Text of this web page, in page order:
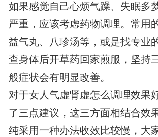
如果感觉自己心烦气躁、失眠多
严重，应该考虑药物调理。常用
益气丸、八珍汤等，或是找专业
查身体后开草药回家煎服，坚持
般症状会有明显改善。
对于女人气虚肾虚怎么调理效果
了三点建议，这三方面相结合效
纯采用一种办法收效比较慢，大